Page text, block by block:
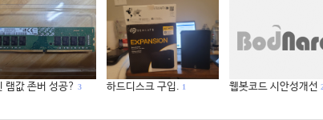
램값 존버 성공? 3 하드디스크 구입. 1 웹봇코드 시안성개선 2